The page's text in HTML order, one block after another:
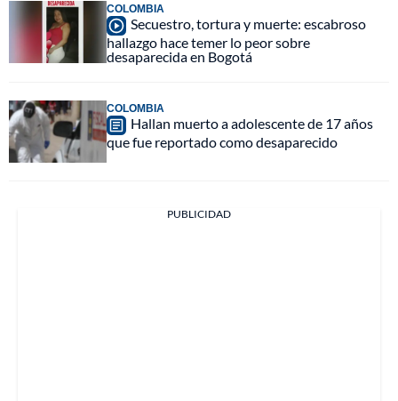
COLOMBIA
Secuestro, tortura y muerte: escabroso
hallazgo hace temer lo peor sobre
desaparecida en Bogotá
COLOMBIA
Hallan muerto a adolescente de 17 años
que fue reportado como desaparecido
PUBLICIDAD